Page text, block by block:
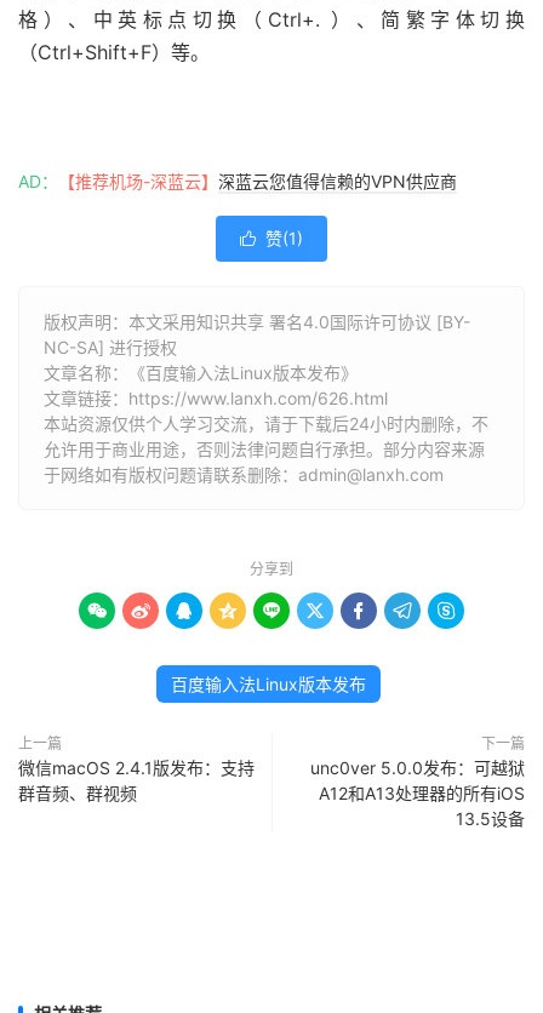
格）、中英标点切换（Ctrl+. ）、简繁字体切换
（Ctrl+Shift+F）等。
AD： 【推荐机场-深蓝云】 深蓝云您值得信赖的VPN供应商
 赞(1)
版权声明：本文采用知识共享 署名4.0国际许可协议 [BY-
NC-SA] 进行授权
文章名称：《百度输入法Linux版本发布》
文章链接： https://www.lanxh.com/626.html
本站资源仅供个人学习交流，请于下载后24小时内删除，不
允许用于商业用途，否则法律问题自行承担。部分内容来源
于网络如有版权问题请联系删除：admin@lanxh.com
分享到
        
百度输入法Linux版本发布
上一篇
微信macOS 2.4.1版发布：支持
群音频、群视频
下一篇
unc0ver 5.0.0发布：可越狱
A12和A13处理器的所有iOS
13.5设备